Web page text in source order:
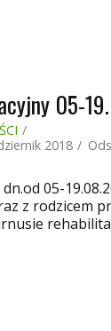
05-
2018
dn.od 05-
z rodzicem